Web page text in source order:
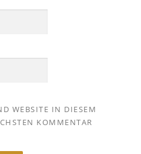
WEBSITE IN DIESEM
KOMMENTAR